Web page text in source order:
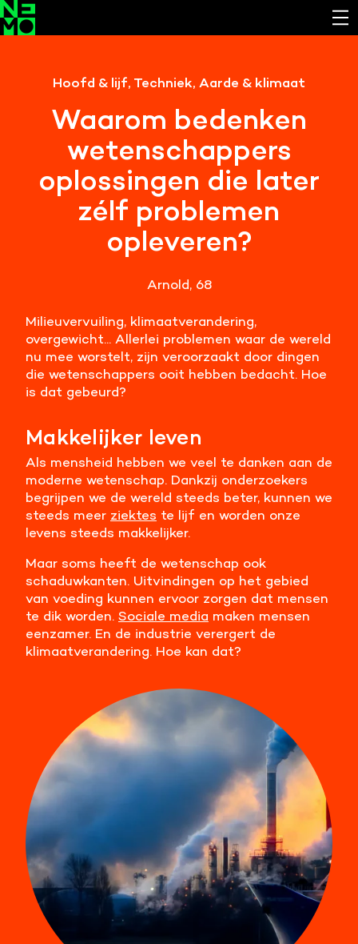
Hoofd & lijf, Techniek, Aarde & klimaat
Waarom bedenken
wetenschappers
oplossingen die later
zélf problemen
opleveren?
Arnold, 68
Milieuvervuiling, klimaatverandering,
overgewicht... Allerlei problemen waar de wereld
nu mee worstelt, zijn veroorzaakt door dingen
die wetenschappers ooit hebben bedacht. Hoe
is dat gebeurd?
Makkelijker leven
Als mensheid hebben we veel te danken aan de
moderne wetenschap. Dankzij onderzoekers
begrijpen we de wereld steeds beter, kunnen we
steeds meer ziektes te lijf en worden onze
levens steeds makkelijker.
Maar soms heeft de wetenschap ook
schaduwkanten. Uitvindingen op het gebied
van voeding kunnen ervoor zorgen dat mensen
te dik worden. Sociale media maken mensen
eenzamer. En de industrie verergert de
klimaatverandering. Hoe kan dat?
Functionele cookies
Noodzakelijk om de website laten werken.
Cookies van derde partijen
Noodzakelijk om content van externe bronnen te
Analystische cookies
Analyseert het websitegebruik en helpt de website
Verzamelt informatie over de klantreis.
Deze website maakt gebruik van cookies. Pas hier
je voorkeuren aan.
Meer informatie
Voorkeuren opslaan